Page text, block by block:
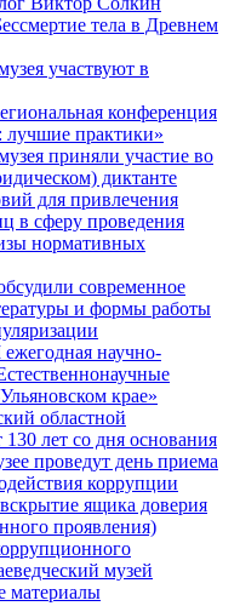
тела в Древнем
участвуют в
конференция
лучшие практики»
приняли участие во
диктанте
для привлечения
в сферу проведения
нормативных
современное
и формы работы
научно-
крае»
областной
лет со дня основания
проведут день приема
коррупции
ящика доверия
проявления)
музей
материалы